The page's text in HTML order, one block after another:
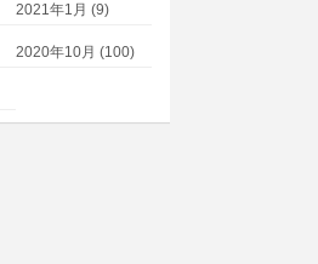
2021年1月 (9)
2020年10月 (100)